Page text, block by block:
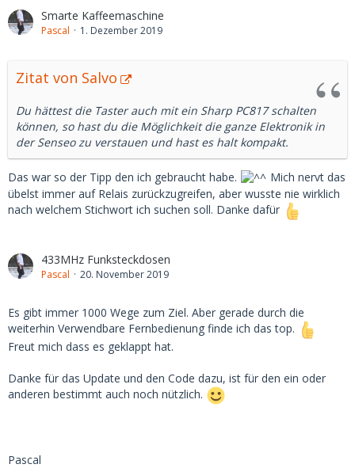
Smarte Kaffeemaschine
Pascal 1. Dezember 2019
Zitat von Salvo
Du hättest die Taster auch mit ein Sharp PC817 schalten
können, so hast du die Möglichkeit die ganze Elektronik in
der Senseo zu verstauen und hast es halt kompakt.
Das war so der Tipp den ich gebraucht habe.
Mich nervt das
übelst immer auf Relais zurückzugreifen, aber wusste nie wirklich
nach welchem Stichwort ich suchen soll. Danke dafür
433MHz Funksteckdosen
Pascal 20. November 2019
Es gibt immer 1000 Wege zum Ziel. Aber gerade durch die
weiterhin Verwendbare Fernbedienung finde ich das top.
Freut mich dass es geklappt hat.
Danke für das Update und den Code dazu, ist für den ein oder
anderen bestimmt auch noch nützlich.
Pascal